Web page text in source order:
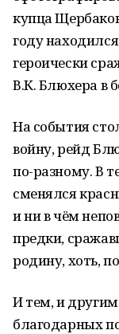
купца
году
героически
В.К. Блюхера в
На события
войну, рейд
по-разному. В
сменялся
и ни в чём
предки,
родину, хоть,
И тем, и
благодарных